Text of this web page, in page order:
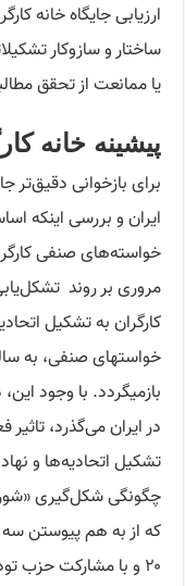
ارزیابی جایگاه خانه
ساختار و سازوکار
یا ممانعت از تحقق
پیشینه خانه
برای بازخوانی دقیق‌تر
ایران و بررسی اینکه
خواسته‌های صنفی
مروری بر روند
کارگران به تشکیل
خواستهای صنفی، به
بازمیگردد. با وجود
در ایران می‌گذرد،
تشکیل اتحادیه‌ها و
چگونگی شکل‌گیری
که از به هم پیوستن سه
۲۰ و با مشارکت حزب